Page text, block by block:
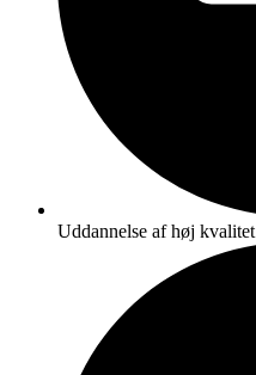
Uddannelse af høj kvalitet